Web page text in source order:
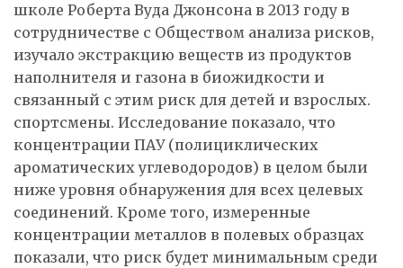
школе Роберта Вуда Джонсона в 2013 году в
сотрудничестве с Обществом анализа рисков,
изучало экстракцию веществ из продуктов
наполнителя и газона в биожидкости и
связанный с этим риск для детей и взрослых.
спортсмены. Исследование показало, что
концентрации ПАУ (полициклических
ароматических углеводородов) в целом были
ниже уровня обнаружения для всех целевых
соединений. Кроме того, измеренные
концентрации металлов в полевых образцах
показали, что риск будет минимальным среди